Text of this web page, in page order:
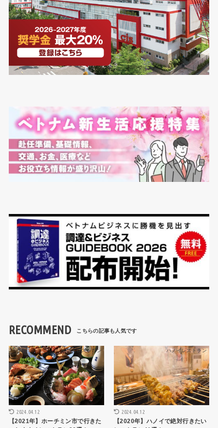
RECOMMEND
HCMCレストラン
2024.04.12
【2021年】ホーチミン市で行きた
ハノイレストラン
2024.04.12
【2020年】ハノイで絶対行きたい